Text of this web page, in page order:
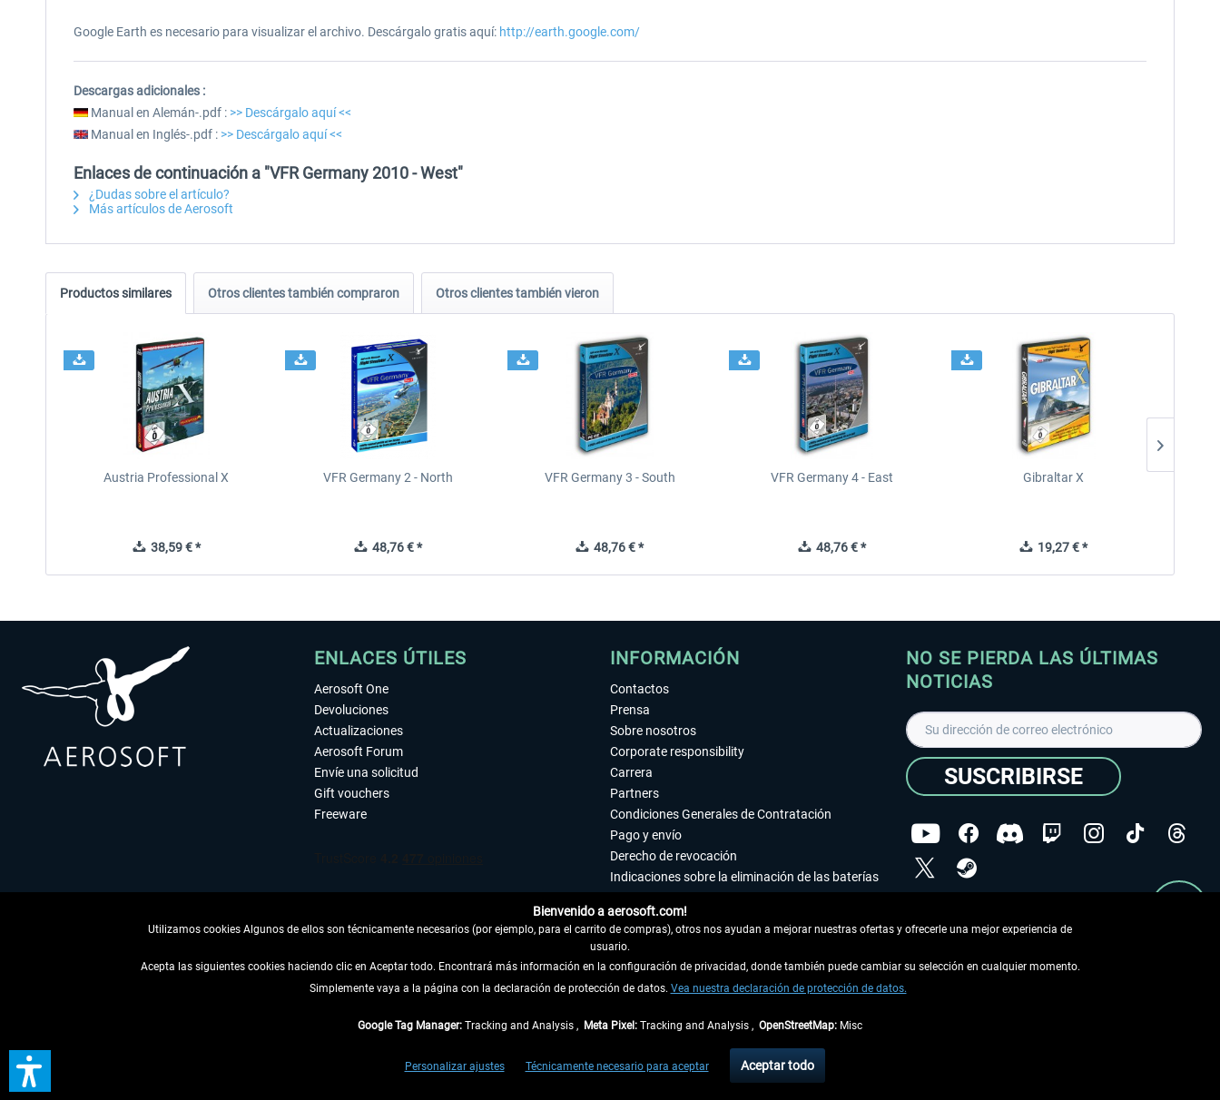
Google Earth es necesario para visualizar el archivo. Descárgalo gratis aquí: http://earth.google.com/
Descargas adicionales :
Manual en Alemán-.pdf : >> Descárgalo aquí <<
Manual en Inglés-.pdf : >> Descárgalo aquí <<
Enlaces de continuación a "VFR Germany 2010 - West"
¿Dudas sobre el artículo?
Más artículos de Aerosoft
Productos similares Otros clientes también compraron Otros clientes también vieron
Austria Professional X
38,59 € *
VFR Germany 2 - North
48,76 € *
VFR Germany 3 - South
48,76 € *
VFR Germany 4 - East
48,76 € *
Gibraltar X
19,27 € *
ENLACES ÚTILES
Aerosoft One
Devoluciones
Actualizaciones
Aerosoft Forum
Envíe una solicitud
Gift vouchers
Freeware
DESISTIR DEL CONTRATO
INFORMACIÓN
Contactos
Prensa
Sobre nosotros
Corporate responsibility
Carrera
Partners
Condiciones Generales de Contratación
Pago y envío
Derecho de revocación
Indicaciones sobre la eliminación de las baterías
Accesibilidad
Aviso legal
NO SE PIERDA LAS ÚLTIMAS
NOTICIAS
SUSCRIBIRSE
Copyright © Aerosoft GmbH - Todos los derechos
así como las posibles tasas de recepción si no se describe lo contrario
** De aplicación a envíos dentro de Alemania. Los plazos de envío para los demás países se pueden consultar en la
Bienvenido a aerosoft.com!
Utilizamos cookies Algunos de ellos son técnicamente necesarios (por ejemplo, para el carrito de compras), otros nos ayudan a mejorar nuestras ofertas y ofrecerle una mejor experiencia de
usuario.
Acepta las siguientes cookies haciendo clic en Aceptar todo. Encontrará más información en la configuración de privacidad, donde también puede cambiar su selección en cualquier momento.
Simplemente vaya a la página con la declaración de protección de datos. Vea nuestra declaración de protección de datos.
Google Tag Manager: Tracking and Analysis , Meta Pixel: Tracking and Analysis , OpenStreetMap: Misc
Personalizar ajustes Técnicamente necesario para aceptar Aceptar todo